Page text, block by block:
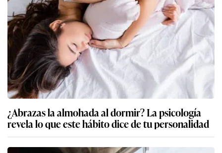
¿Abrazas la almohada al dormir? La psicología
revela lo que este hábito dice de tu personalidad